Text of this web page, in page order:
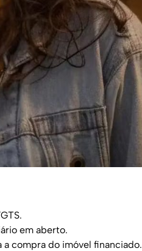
em aberto.
a compra do imóvel financiado.